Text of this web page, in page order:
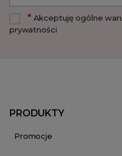
*Akceptuję ogólne
prywatności
PRODUKTY
Promocje